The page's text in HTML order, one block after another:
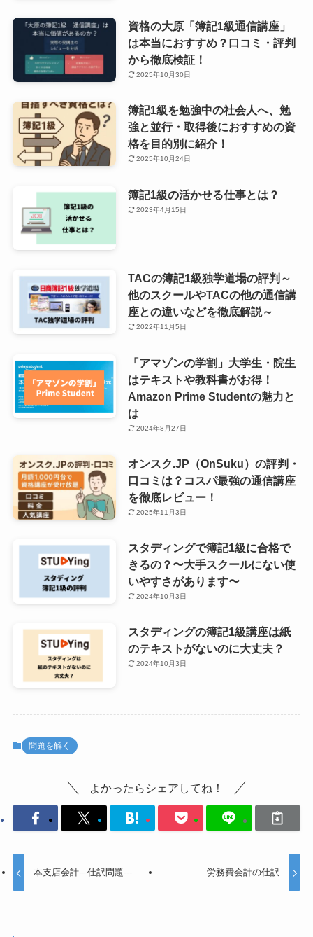
資格の大原「簿記1級通信講座」
は本当におすすめ？口コミ・評判
から徹底検証！
2025年10月30日
簿記1級を勉強中の社会人へ、勉
強と並行・取得後におすすめの資
格を目的別に紹介！
2025年10月24日
簿記1級の活かせる仕事とは？
2023年4月15日
TACの簿記1級独学道場の評判～
他のスクールやTACの他の通信講
座との違いなどを徹底解説～
2022年11月5日
「アマゾンの学割」大学生・院生
はテキストや教科書がお得！
Amazon Prime Studentの魅力と
は
2024年8月27日
オンスク.JP（OnSuku）の評判・
口コミは？コスパ最強の通信講座
を徹底レビュー！
2025年11月3日
スタディングで簿記1級に合格で
きるの？〜大手スクールにない使
いやすさがあります〜
2024年10月3日
スタディングの簿記1級講座は紙
のテキストがないのに大丈夫？
2024年10月3日
問題を解く
よかったらシェアしてね！
本支店会計---仕訳問題--- 労務費会計の仕訳